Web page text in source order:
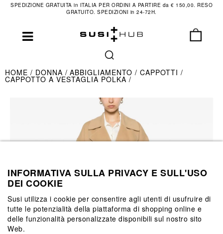
SPEDIZIONE GRATUITA in ITALIA PER ORDINI A PARTIRE da € 150,00. RESO
GRATUITO. SPEDIZIONI in 24-72H.
HOME DONNA ABBIGLIAMENTO CAPPOTTI
CAPPOTTO A VESTAGLIA POLKA
INFORMATIVA SULLA PRIVACY E SULL'USO
DEI COOKIE
Susi utilizza i cookie per consentire agli utenti di usufruire di
tutte le potenzialità della piattaforma di shopping online e
delle funzionalità personalizzate disponibili sul nostro sito
Web.